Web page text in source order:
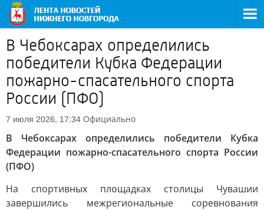
В Чебоксарах определились
победители Кубка Федерации
пожарно-спасательного спорта
России (ПФО)
7 июля 2026, 17:34 Официально
В Чебоксарах определились победители Кубка
Федерации пожарно-спасательного спорта России
(ПФО)
На спортивных площадках столицы Чувашии
завершились межрегиональные соревнования